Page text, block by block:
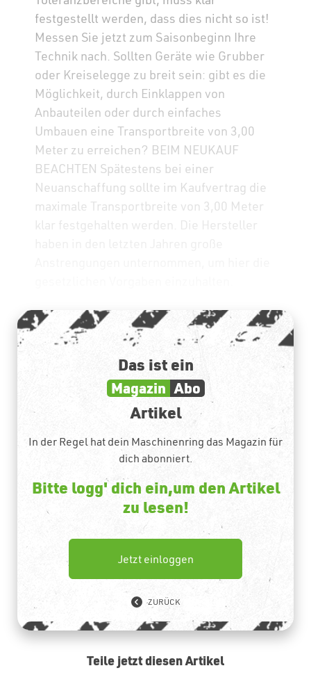
festgestellt werden, dass dies nicht so ist!
Messen Sie jetzt zum Saisonbeginn Ihre
Technik nach. Sollten Geräte wie Grubber
oder Kreiselegge zu breit sein: gibt es die
Möglichkeit, durch Einklappen von
Anbauteilen oder durch einfaches
Umbauen eine Transportbreite von 3,00
Meter zu erreichen? BEIM NEUKAUF
BEACHTEN Spätestens bei einer
Neuanschaffung sollte im Kaufvertrag die
maximale Transportbreite von 3,00 Meter
klar festgehalten werden. Die Hersteller
Das ist ein
Magazin Abo
Artikel
In der Regel hat dein Maschinenring das Magazin für
dich abonniert.
Bitte logg' dich ein,um den Artikel
zu lesen!
Jetzt einloggen
ZURÜCK
Teile jetzt diesen Artikel